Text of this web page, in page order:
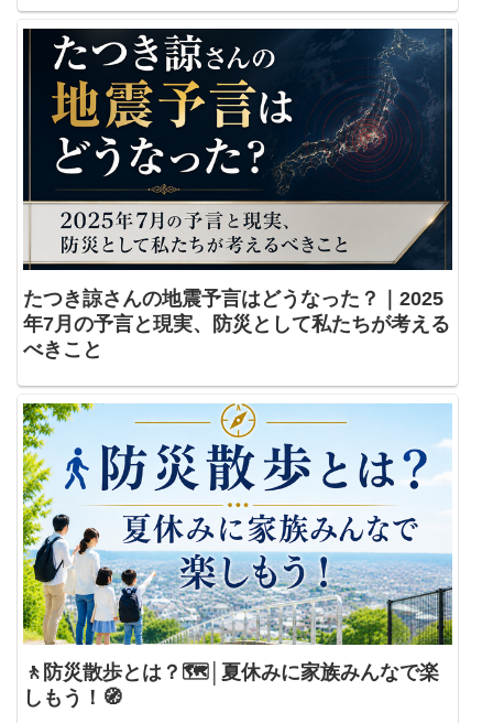
たつき諒さんの地震予言はどうなった？｜2025
年7月の予言と現実、防災として私たちが考える
べきこと
🚶防災散歩とは？🗺️│夏休みに家族みんなで楽
しもう！🧭